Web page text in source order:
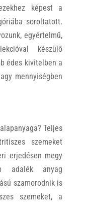
képest a
soroltatott.
egyértelmű,
készülő
édes kivitelben a
mennyiségben
Teljes
szemeket
erjedésen megy
adalék anyag
szamorodnik is
szemeket, a